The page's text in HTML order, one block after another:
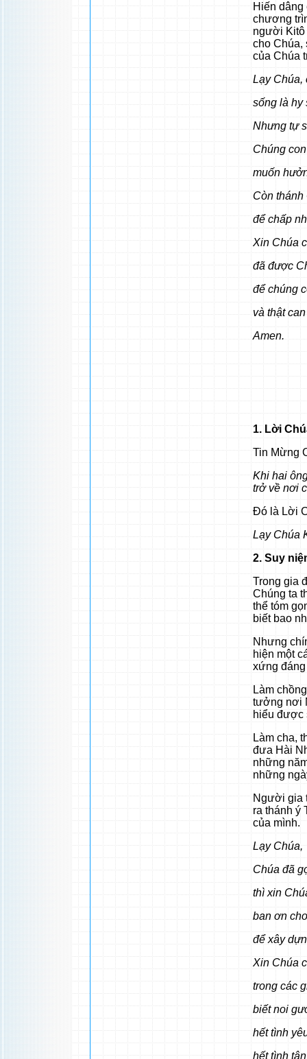
Hiến dâng
chương
người Kitô
cho Chúa,
của Chúa
Lạy Chúa,
sống là hy
Nhưng tự
Chúng
muốn
Còn
để chấp
Xin Chúa
đã được
để chúng
và thật
Amen.
1. Lời
Tin Mừng
Khi hai
trở về nơi
Đó là Lời
Lạy Chúa
2. Suy
Trong gia
Chúng ta
thể tóm
biết bao
Nhưng
hiện một
xứng
Làm
tưởng nơi
hiểu được
Làm cha,
đưa Hài
những
những
Người gia
ra thánh ý
của mình.
Lạy Chúa,
Chúa đã
thì xin
ban ơn
để xây
Xin Chúa
trong các
biết noi
hết tình
hết tình